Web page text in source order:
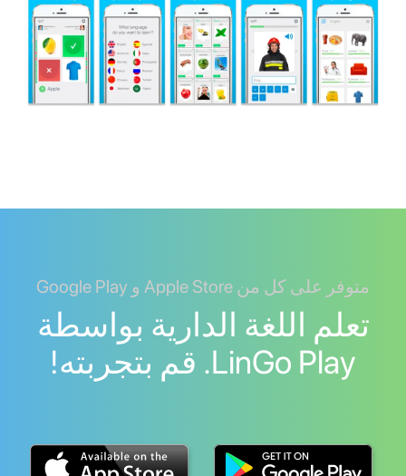
متوفر على كل من Apple Store و Google Play
تعلم اللغة الدارية بواسطة
LinGo Play. قم بتجربته!